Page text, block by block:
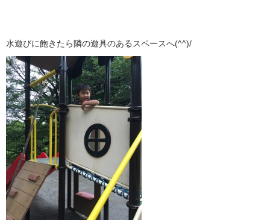
水遊びに飽きたら隣の遊具のあるスペースへ(^^)/